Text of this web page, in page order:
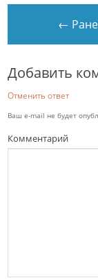
←
Добавить
Отменить ответ
Ваш e-mail не будет
Комментарий